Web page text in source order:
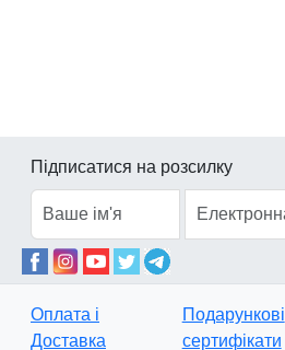
Підписатися на розсилку
Оплата і
Доставка
Подарункові
сертифікати